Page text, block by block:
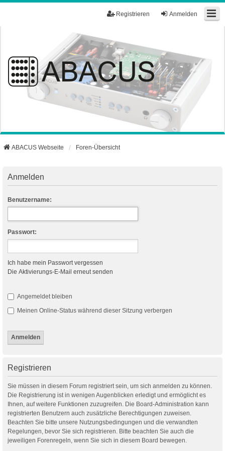
Anmelden
Registrieren
ABACUS Webseite Foren-Übersicht
Anmelden
Benutzername:
Passwort:
Ich habe mein Passwort vergessen
Die Aktivierungs-E-Mail erneut senden
Angemeldet bleiben
Meinen Online-Status während dieser Sitzung verbergen
Registrieren
Sie müssen in diesem Forum registriert sein, um sich anmelden zu können.
Die Registrierung ist in wenigen Augenblicken erledigt und ermöglicht es
Ihnen, auf weitere Funktionen zuzugreifen. Die Board-Administration kann
registrierten Benutzern auch zusätzliche Berechtigungen zuweisen.
Beachten Sie bitte unsere Nutzungsbedingungen und die verwandten
Regelungen, bevor Sie sich registrieren. Bitte beachten Sie auch die
jeweiligen Forenregeln, wenn Sie sich in diesem Board bewegen.